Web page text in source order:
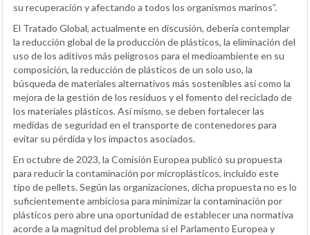
su recuperación y afectando a todos los organismos marinos”.
El Tratado Global, actualmente en discusión, debería contemplar
la reducción global de la producción de plásticos, la eliminación del
uso de los aditivos más peligrosos para el medioambiente en su
composición, la reducción de plásticos de un solo uso, la
búsqueda de materiales alternativos más sostenibles así como la
mejora de la gestión de los residuos y el fomento del reciclado de
los materiales plásticos. Así mismo, se deben fortalecer las
medidas de seguridad en el transporte de contenedores para
evitar su pérdida y los impactos asociados.
En octubre de 2023, la Comisión Europea publicó su propuesta
para reducir la contaminación por microplásticos, incluido este
tipo de pellets. Según las organizaciones, dicha propuesta no es lo
suficientemente ambiciosa para minimizar la contaminación por
plásticos pero abre una oportunidad de establecer una normativa
acorde a la magnitud del problema si el Parlamento Europea y